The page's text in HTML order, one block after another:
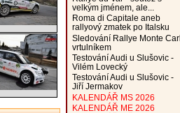
velkým jménem, ale...
Roma di Capitale aneb
rallyový zmatek po Italsku
Sledování Rallye Monte
vrtulníkem
Testování Audi u Slušovic -
Vilém Lovecký
Testování Audi u Slušovic -
Jiří Jermakov
KALENDÁŘ MS 2026
KALENDÁŘ ME 2026